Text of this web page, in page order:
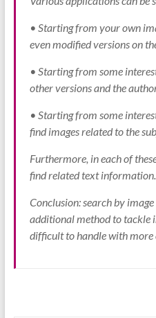
• Starting from your own
even modified versions on
• Starting from some
other versions and the
• Starting from some
find images related to the
Furthermore, in each of
find related text information.
Conclusion: search by
additional method to tackle
difficult to handle with more